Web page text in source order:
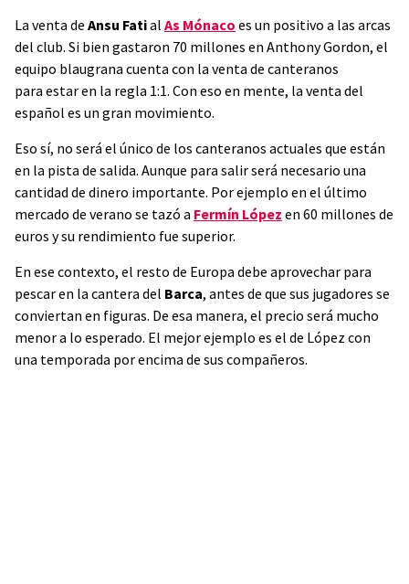
La venta de Ansu Fatial As Mónaco es un positivo a las arcas
del club. Si bien gastaron 70 millones en Anthony Gordon, el
equipo blaugrana cuenta con la venta de canteranos
para estar en la regla 1:1. Con eso en mente, la venta del
español es un gran movimiento.
Eso sí, no será el único de los canteranos actuales que están
en la pista de salida. Aunque para salir será necesario una
cantidad de dinero importante. Por ejemplo en el último
mercado de verano se tazó a Fermín López en 60 millones de
euros y su rendimiento fue superior.
En ese contexto, el resto de Europa debe aprovechar para
pescar en la cantera del Barca, antes de que sus jugadores se
conviertan en figuras. De esa manera, el precio será mucho
menor a lo esperado. El mejor ejemplo es el de López con
una temporada por encima de sus compañeros.